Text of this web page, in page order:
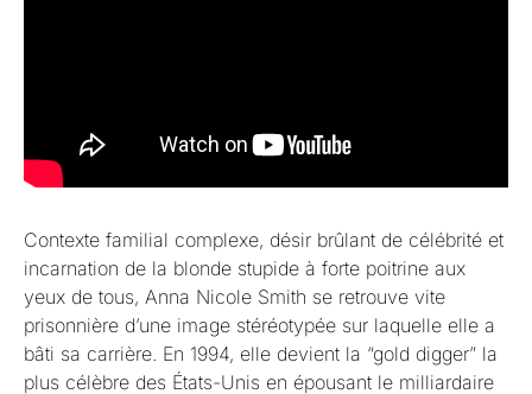
Contexte familial complexe, désir brûlant de célébrité et
incarnation de la blonde stupide à forte poitrine aux
yeux de tous, Anna Nicole Smith se retrouve vite
prisonnière d’une image stéréotypée sur laquelle elle a
bâti sa carrière. En 1994, elle devient la “gold digger” la
plus célèbre des États-Unis en épousant le milliardaire